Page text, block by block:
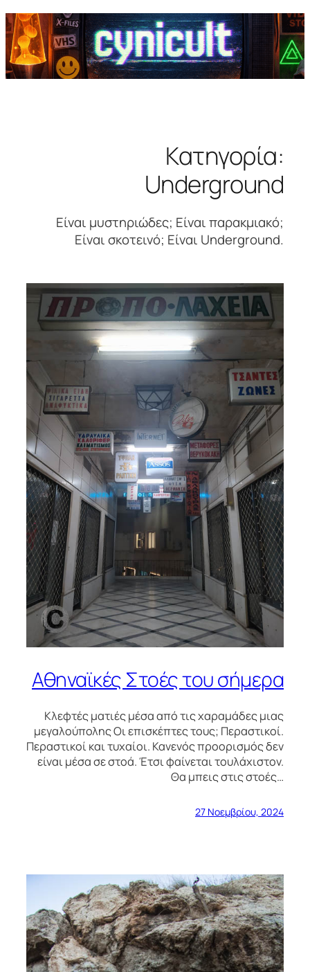
Κατηγορία:
Underground
Είναι μυστηριώδες; Είναι παρακμιακό;
Είναι σκοτεινό; Είναι Underground.
Αθηναϊκές Στοές του σήμερα
Κλεφτές ματιές μέσα από τις χαραμάδες μιας
μεγαλούπολης Οι επισκέπτες τους; Περαστικοί.
Περαστικοί και τυχαίοι. Κανενός προορισμός δεν
είναι μέσα σε στοά. Έτσι φαίνεται τουλάχιστον.
Θα μπεις στις στοές…
27 Νοεμβρίου, 2024